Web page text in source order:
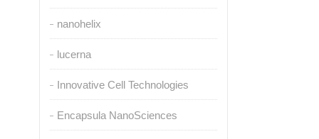
nanohelix
lucerna
Innovative Cell Technologies
Encapsula NanoSciences